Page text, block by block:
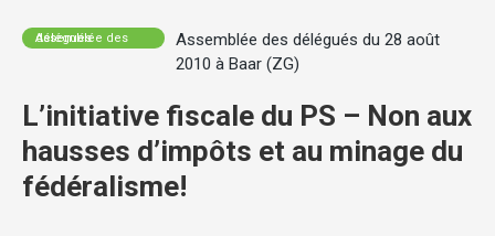
Assemblée des délégués
Assemblée des délégués du 28 août
2010 à Baar (ZG)
L’initiative fiscale du PS – Non aux
hausses d’impôts et au minage du
fédéralisme!